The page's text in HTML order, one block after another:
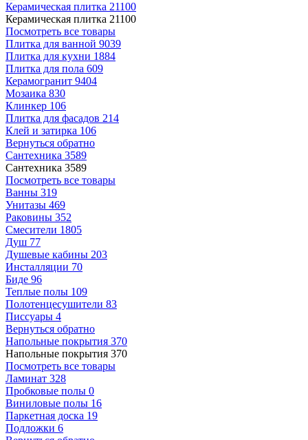
Керамическая плитка 21100
Керамическая плитка 21100
Посмотреть все товары
Плитка для ванной 9039
Плитка для кухни 1884
Плитка для пола 609
Керамогранит 9404
Мозаика 830
Клинкер 106
Плитка для фасадов 214
Клей и затирка 106
Вернуться обратно
Сантехника 3589
Сантехника 3589
Посмотреть все товары
Ванны 319
Унитазы 469
Раковины 352
Смесители 1805
Душ 77
Душевые кабины 203
Инсталляции 70
Биде 96
Теплые полы 109
Полотенцесушители 83
Писсуары 4
Вернуться обратно
Напольные покрытия 370
Напольные покрытия 370
Посмотреть все товары
Ламинат 328
Пробковые полы 0
Виниловые полы 16
Паркетная доска 19
Подложки 6